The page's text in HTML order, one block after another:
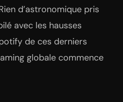
d’astronomique pris
avec les hausses
de ces derniers
globale commence